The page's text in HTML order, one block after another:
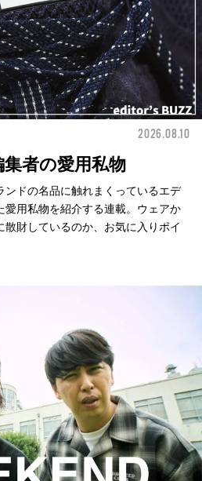
2026.08.10
者の愛用私物
ンドの名品に触れまくっているエデ
愛用私物を紹介する連載。ウェアか
散財しているのか、お気に入りポイ